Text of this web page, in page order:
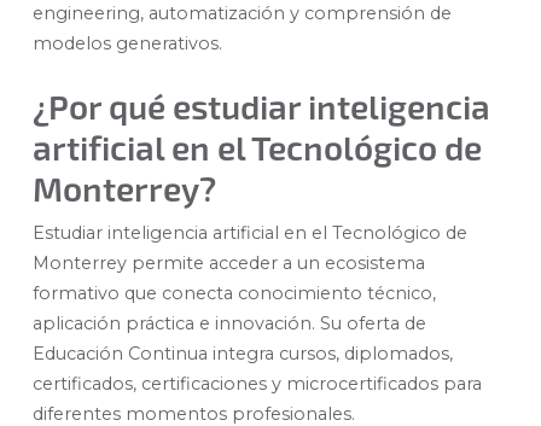
engineering, automatización y comprensión de
modelos generativos.
¿Por qué estudiar inteligencia
artificial en el Tecnológico de
Monterrey?
Estudiar inteligencia artificial en el Tecnológico de
Monterrey permite acceder a un ecosistema
formativo que conecta conocimiento técnico,
aplicación práctica e innovación. Su oferta de
Educación Continua integra cursos, diplomados,
certificados, certificaciones y microcertificados para
diferentes momentos profesionales.